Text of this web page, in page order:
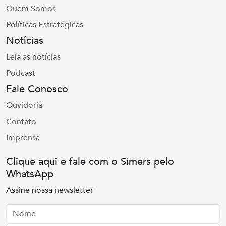
Quem Somos
Políticas Estratégicas
Notícias
Leia as notícias
Podcast
Fale Conosco
Ouvidoria
Contato
Imprensa
Clique aqui e fale com o Simers pelo
WhatsApp
Assine nossa newsletter
Nome
Email